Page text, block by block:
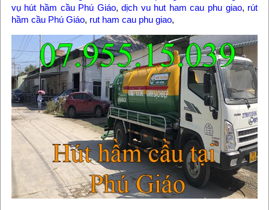
vụ hút hầm cầu Phú Giáo,dịch vu hut ham cau phu giao, rút
hầm cầu Phú Giáo, rut ham cau phu giao,